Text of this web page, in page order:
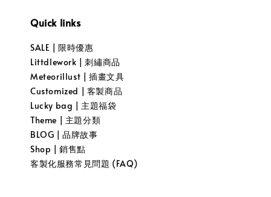
Quick links
SALE | 限時優惠
Littdlework | 刺繡商品
Meteorillust | 插畫文具
Customized | 客製商品
Lucky bag | 主題福袋
Theme | 主題分類
BLOG | 品牌故事
Shop | 銷售點
客製化服務常見問題 (FAQ)